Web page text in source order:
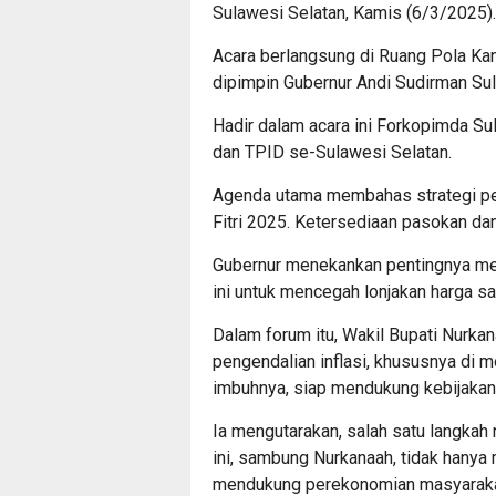
Sulawesi Selatan, Kamis (6/3/2025).
Acara berlangsung di Ruang Pola
dipimpin Gubernur Andi Sudirman
Hadir dalam acara ini Forkopimda
dan TPID se-Sulawesi Selatan.
Agenda utama membahas strategi
Fitri 2025. Ketersediaan pasokan
Gubernur menekankan pentingnya
ini untuk mencegah lonjakan harga
Dalam forum itu, Wakil Bupati
pengendalian inflasi, khususnya di
imbuhnya, siap mendukung
Ia mengutarakan, salah satu
ini, sambung Nurkanaah, tidak
mendukung perekonomian